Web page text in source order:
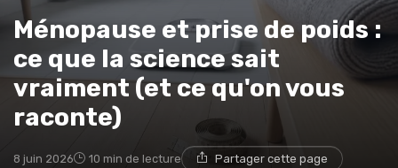
Ménopause et prise de poids :
ce que la science sait
vraiment (et ce qu'on vous
raconte)
8 juin 2026 10 min de lecture Partager cette page